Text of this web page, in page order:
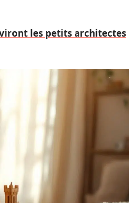
les petits architectes